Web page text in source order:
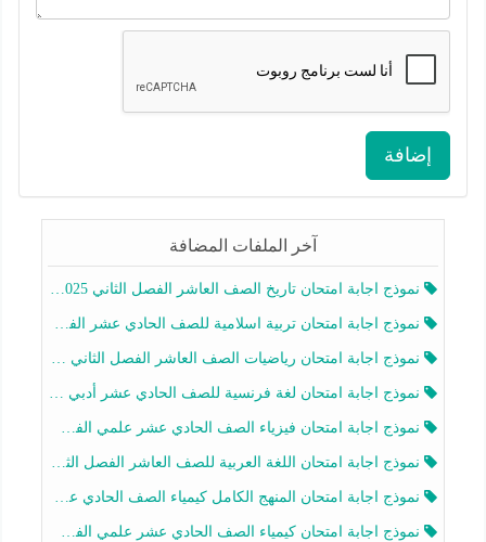
إضافة
آخر الملفات المضافة
نموذج اجابة امتحان تاريخ الصف العاشر الفصل الثاني 2025-2026
نموذج اجابة امتحان تربية اسلامية للصف الحادي عشر الفصل الثاني 2025-2026
نموذج اجابة امتحان رياضيات الصف العاشر الفصل الثاني 2025-2026
نموذج اجابة امتحان لغة فرنسية للصف الحادي عشر أدبي الفصل الثاني 2025-2026
نموذج اجابة امتحان فيزياء الصف الحادي عشر علمي الفصل الثاني 2025-2026
نموذج اجابة امتحان اللغة العربية للصف العاشر الفصل الثاني 2025-2026
نموذج اجابة امتحان المنهج الكامل كيمياء الصف الحادي عشر علمي الفصل الثاني 2025-2026
نموذج اجابة امتحان كيمياء الصف الحادي عشر علمي الفصل الثاني 2025-2026